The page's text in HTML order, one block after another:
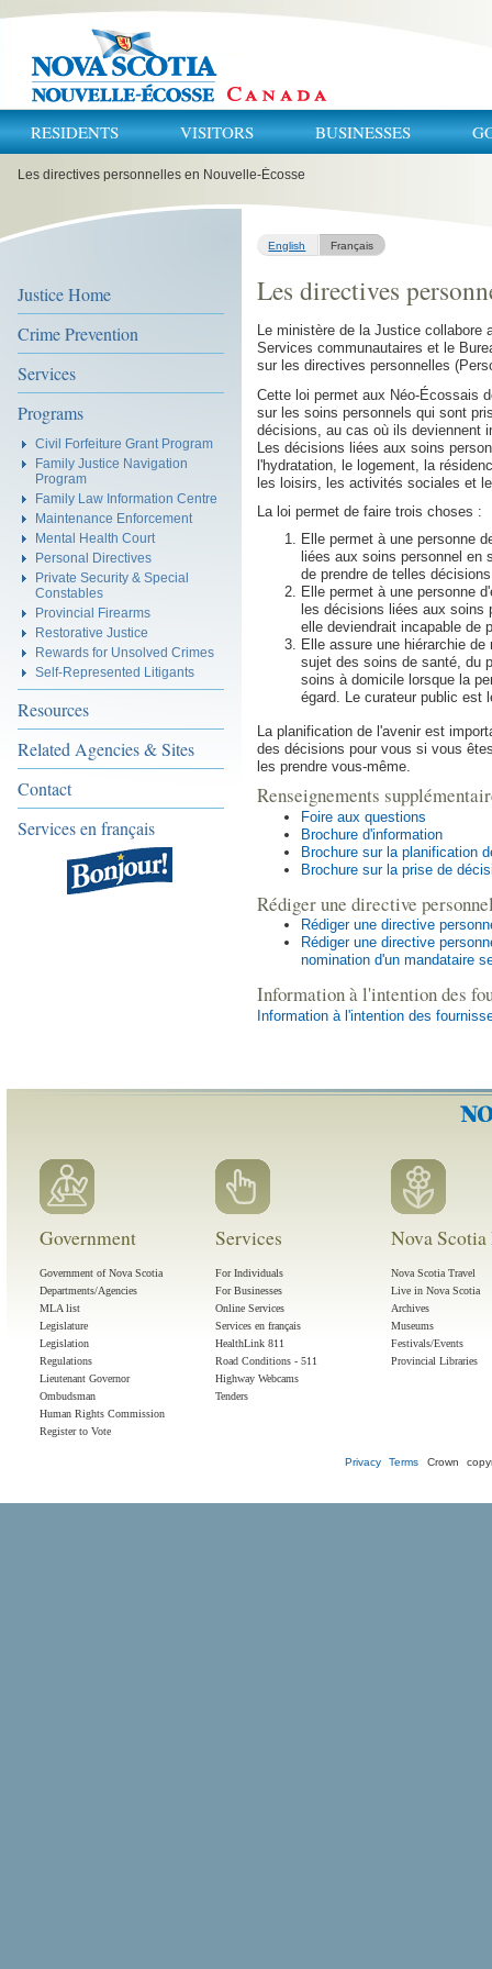
RESIDENTS VISITORS BUSINESSES
Les directives personnelles en Nouvelle-Écosse
Justice Home
Crime Prevention
Services
Programs
Civil Forfeiture Grant Program
Family Justice Navigation
Program
Family Law Information Centre
Maintenance Enforcement
Mental Health Court
Personal Directives
Private Security & Special
Constables
Provincial Firearms
Restorative Justice
Rewards for Unsolved Crimes
Self-Represented Litigants
Resources
Related Agencies & Sites
Contact
Services en français
English Français
Les directives
Le ministère de la Justice collabore
Services communautaires et le
sur les directives personnelles
Cette loi permet aux Néo-Écossais
sur les soins personnels qui sont
décisions, au cas où ils deviennent
Les décisions liées aux soins
l'hydratation, le logement, la
les loisirs, les activités sociales et
La loi permet de faire trois choses :
Elle permet à une personne
liées aux soins personnel en
de prendre de telles
Elle permet à une personne
les décisions liées aux soins
elle deviendrait incapable de
Elle assure une hiérarchie
sujet des soins de santé, du
soins à domicile lorsque la
égard. Le curateur public est
La planification de l'avenir est
des décisions pour vous si vous
les prendre vous-même.
Renseignements
Foire aux questions
Brochure d'information
Brochure sur la planification
Brochure sur la prise de
Rédiger une directive
Rédiger une directive
Rédiger une directive
nomination d'un mandataire
Information à l'intention des
Information à l'intention des
Government
Government of Nova Scotia
Departments/Agencies
MLA list
Legislature
Legislation
Regulations
Lieutenant Governor
Ombudsman
Human Rights Commission
Register to Vote
Services
For Individuals
For Businesses
Online Services
Services en français
HealthLink 811
Road Conditions - 511
Highway Webcams
Tenders
Nova
Nova Scotia Travel
Live in Nova Scotia
Archives
Museums
Festivals/Events
Provincial Libraries
Privacy Terms Crown